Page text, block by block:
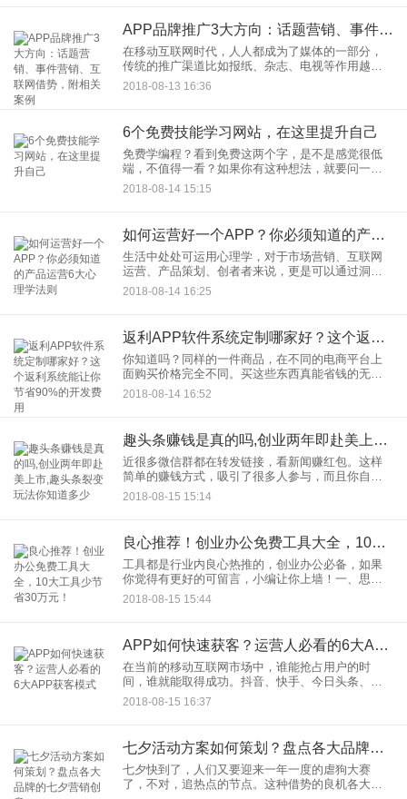
APP品牌推广3大方向：话题营销、事件营销、互联网借势，附相关案例
在移动互联网时代，人人都成为了媒体的一部分，
传统的推广渠道比如报纸、杂志、电视等作用越来
越小。手机App推广的重点成为去如何吸引用户的眼
球，以电脑用户自发传播，这就是手机App的品牌运
2018-08-13 16:36
6个免费技能学习网站，在这里提升自己
免费学编程？看到免费这两个字，是不是感觉很低
端，不值得一看？如果你有这种想法，就要问一下
自己是不是真的想学习。一、国外知名的很多人可
能会说，这些都是外国的网站，而且自己英语水平
2018-08-14 15:15
如何运营好一个APP？你必须知道的产品运营6大心理学法则
生活中处处可运用心理学，对于市场营销、互联网
运营、产品策划、创者者来说，更是可以通过洞察
消费者的心理学，来达到很多意想不到的效果。要
想运营好一个手机App，产品运营的这6大心理学法
2018-08-14 16:25
返利APP软件系统定制哪家好？这个返利系统能让你节省90%的开发费用
你知道吗？同样的一件商品，在不同的电商平台上
面购买价格完全不同。买这些东西真能省钱的无非
就是各大返利平台。运营一个返利平台，不需要占
用资金，不需要囤货、不需要发货、不需要处理售
2018-08-14 16:52
趣头条赚钱是真的吗,创业两年即赴美上市,趣头条裂变玩法你知道多少
近很多微信群都在转发链接，看新闻赚红包。这样
简单的赚钱方式，吸引了很多人参与，而且你自己
还能收徒，徒弟看新闻，自己也能获取收益。这就
是趣头条的运营策略。以三四线甚乡镇用户为核
2018-08-15 15:14
良心推荐！创业办公免费工具大全，10大工具少节省30万元！
工具都是行业内良心热推的，创业办公必备，如果
你觉得有更好的可留言，小编让你上墙！一、思维
导图做方案还在用Word、PPT？思维导图工具才方
便、快捷、高效！之前要用思维导图只能花钱买会
2018-08-15 15:44
APP如何快速获客？运营人必看的6大APP获客模式
在当前的移动互联网市场中，谁能抢占用户的时
间，谁就能取得成功。抖音、快手、今日头条、微
信、拼多多等消耗用户大量日常时间的产品，自然
成了市场爆品。对于手机App运营来说，该如何获客
2018-08-15 16:37
七夕活动方案如何策划？盘点各大品牌的七夕营销创意
七夕快到了，人们又要迎来一年一度的虐狗大赛
了，不对，追热点的节点。这种借势的良机各大品